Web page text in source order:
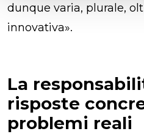
dunque varia, plurale,
innovativa».
La
risposte
problemi reali